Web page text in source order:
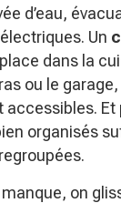
d’eau,
Un
dans la
ou le
accessibles. Et
organisés
manque, on